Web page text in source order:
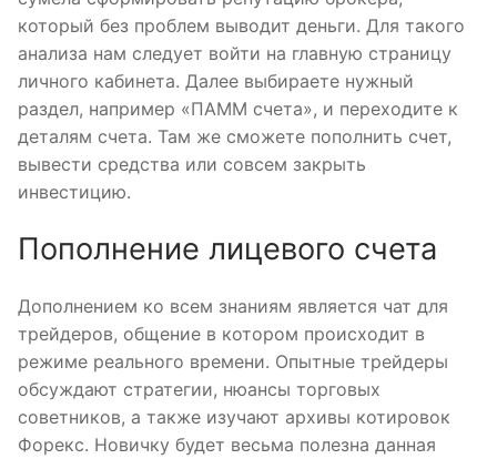
который без проблем выводит деньги. Для такого
анализа нам следует войти на главную страницу
личного кабинета. Далее выбираете нужный
раздел, например «ПАММ счета», и переходите к
деталям счета. Там же сможете пополнить счет,
вывести средства или совсем закрыть
инвестицию.
Пополнение лицевого счета
Дополнением ко всем знаниям является чат для
трейдеров, общение в котором происходит в
режиме реального времени. Опытные трейдеры
обсуждают стратегии, нюансы торговых
советников, а также изучают архивы котировок
Форекс. Новичку будет весьма полезна данная